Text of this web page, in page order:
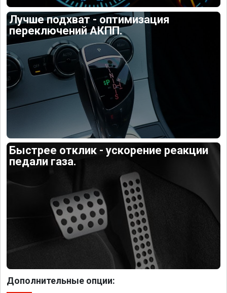
Лучше подхват - оптимизация
переключений АКПП.
Быстрее отклик - ускорение реакции
педали газа.
Дополнительные опции: